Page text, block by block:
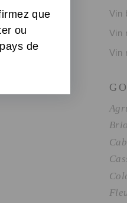
Vin
Vin
Vin
que
ou
de